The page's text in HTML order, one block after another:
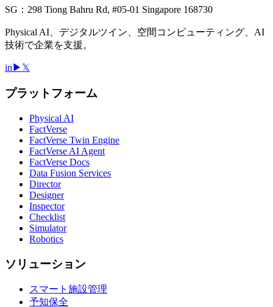
SG：298 Tiong Bahru Rd, #05-01 Singapore 168730
Physical AI、デジタルツイン、空間コンピューティング、AI
技術で企業を支援。
in ▶ 𝕏
プラットフォーム
Physical AI
FactVerse
FactVerse Twin Engine
FactVerse AI Agent
FactVerse Docs
Data Fusion Services
Director
Designer
Inspector
Checklist
Simulator
Robotics
ソリューション
スマート施設管理
予知保全